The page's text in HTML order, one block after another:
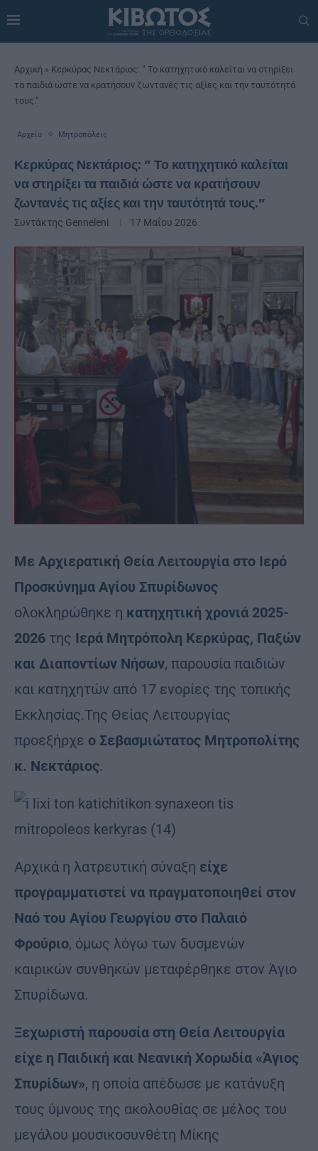
Αρχική » Κερκύρας Νεκτάριος: ” Το κατηχητικό καλείται να στηρίξει
τα παιδιά ώστε να κρατήσουν ζωντανές τις αξίες και την ταυτότητά
τους.”
Αρχείο Μητροπόλεις
Κερκύρας Νεκτάριος: ” Το κατηχητικό καλείται
να στηρίξει τα παιδιά ώστε να κρατήσουν
ζωντανές τις αξίες και την ταυτότητά τους.”
Συντάκτης Genneleni 17 Μαΐου 2026
Με Αρχιερατική Θεία Λειτουργία στο Ιερό
Προσκύνημα Αγίου Σπυρίδωνος
ολοκληρώθηκε η κατηχητική χρονιά 2025-
2026 της Ιερά Μητρόπολη Κερκύρας, Παξών
και Διαποντίων Νήσων, παρουσία παιδιών
και κατηχητών από 17 ενορίες της τοπικής
Εκκλησίας.Της Θείας Λειτουργίας
προεξήρχε ο Σεβασμιώτατος Μητροπολίτης
κ. Νεκτάριος.
Αρχικά η λατρευτική σύναξη είχε
προγραμματιστεί να πραγματοποιηθεί στον
Ναό του Αγίου Γεωργίου στο Παλαιό
Φρούριο, όμως λόγω των δυσμενών
καιρικών συνθηκών μεταφέρθηκε στον Άγιο
Σπυρίδωνα.
Ξεχωριστή παρουσία στη Θεία Λειτουργία
είχε η Παιδική και Νεανική Χορωδία «Άγιος
Σπυρίδων», η οποία απέδωσε με κατάνυξη
τους ύμνους της ακολουθίας σε μέλος του
μεγάλου μουσικοσυνθέτη Μίκης